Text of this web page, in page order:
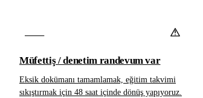
Müfettiş / denetim randevum var
Eksik dokümanı tamamlamak, eğitim takvimi
sıkıştırmak için 48 saat içinde dönüş yapıyoruz.